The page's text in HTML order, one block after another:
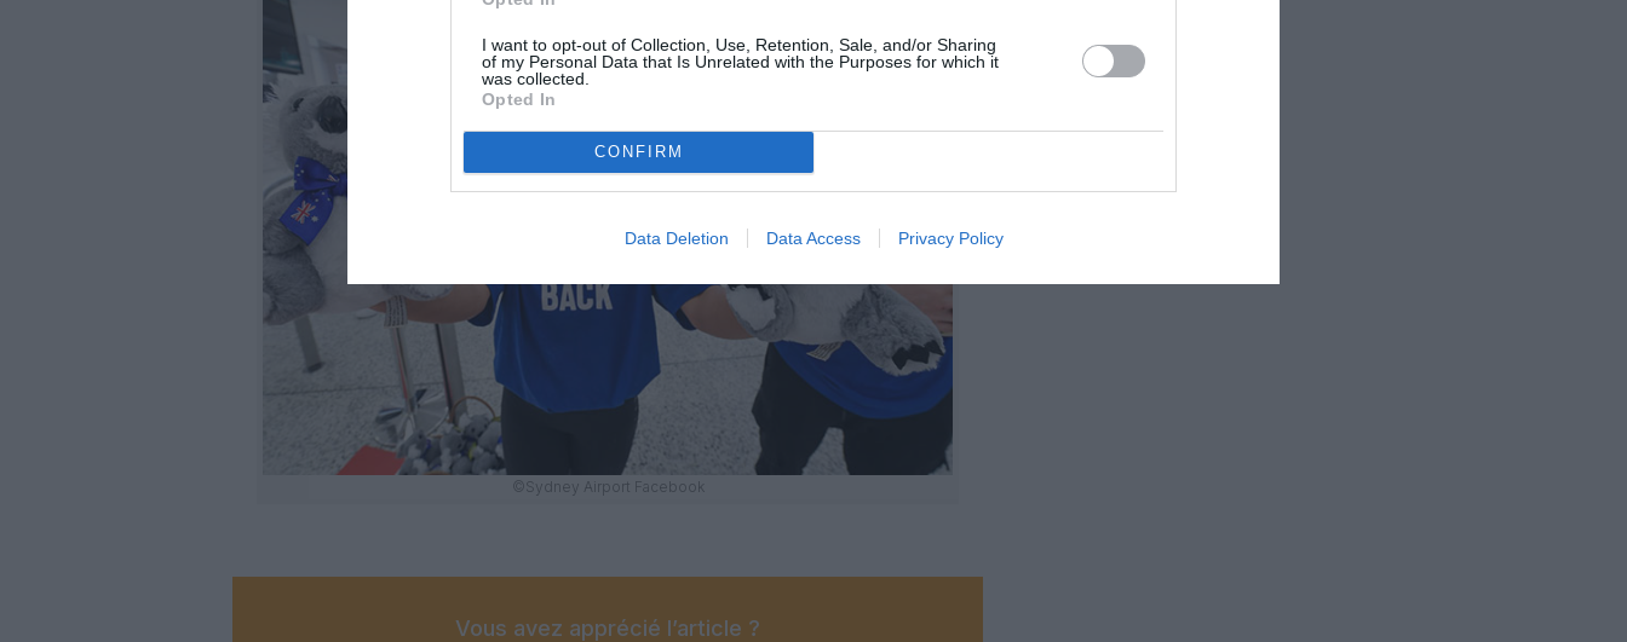
I want to opt-out of Collection, Use, Retention, Sale, and/or Sharing
of my Personal Data that Is Unrelated with the Purposes for which it
was collected.
Opted In
CONFIRM
Data Deletion Data Access Privacy Policy
©Sydney Airport Facebook
Vous avez apprécié l’article ?